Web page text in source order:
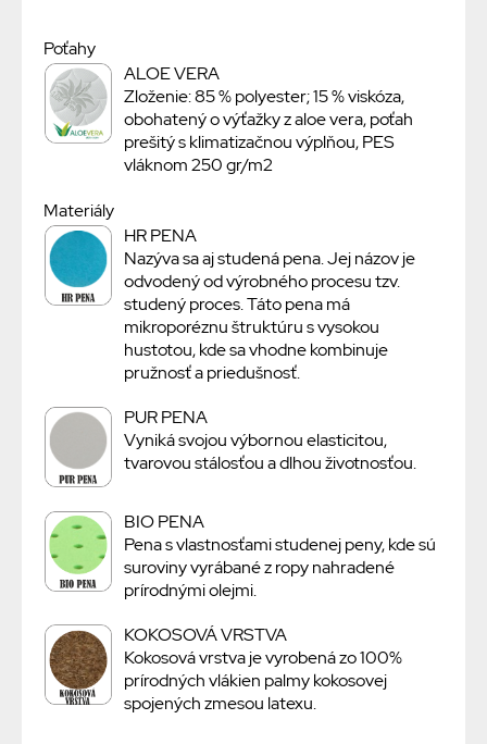
Poťahy
ALOE VERA
Zloženie: 85 % polyester; 15 % viskóza,
obohatený o výťažky z aloe vera, poťah
prešitý s klimatizačnou výplňou, PES
vláknom 250 gr/m2
Materiály
HR PENA
Nazýva sa aj studená pena. Jej názov je
odvodený od výrobného procesu tzv.
studený proces. Táto pena má
mikroporéznu štruktúru s vysokou
hustotou, kde sa vhodne kombinuje
pružnosť a priedušnosť.
PUR PENA
Vyniká svojou výbornou elasticitou,
tvarovou stálosťou a dlhou životnosťou.
BIO PENA
Pena s vlastnosťami studenej peny, kde sú
suroviny vyrábané z ropy nahradené
prírodnými olejmi.
KOKOSOVÁ VRSTVA
Kokosová vrstva je vyrobená zo 100%
prírodných vlákien palmy kokosovej
spojených zmesou latexu.